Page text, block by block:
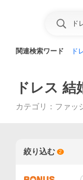
関連検索ワード ド
ドレス 結
カテゴリ ： ファッ
絞り込む 2